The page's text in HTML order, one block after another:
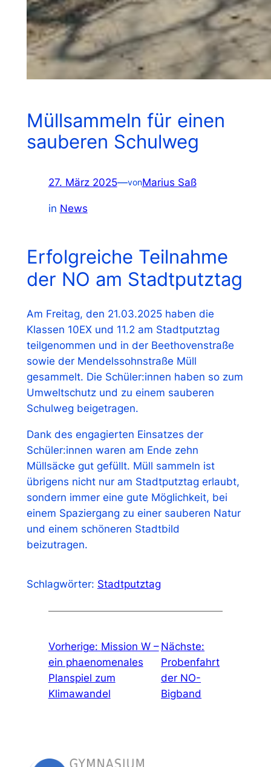
Müllsammeln für einen
sauberen Schulweg
27. März 2025—vonMarius Saß
in News
Erfolgreiche Teilnahme
der NO am Stadtputztag
Am Freitag, den 21.03.2025 haben die
Klassen 10EX und 11.2 am Stadtputztag
teilgenommen und in der Beethovenstraße
sowie der Mendelssohnstraße Müll
gesammelt. Die Schüler:innen haben so zum
Umweltschutz und zu einem sauberen
Schulweg beigetragen.
Dank des engagierten Einsatzes der
Schüler:innen waren am Ende zehn
Müllsäcke gut gefüllt. Müll sammeln ist
übrigens nicht nur am Stadtputztag erlaubt,
sondern immer eine gute Möglichkeit, bei
einem Spaziergang zu einer sauberen Natur
und einem schöneren Stadtbild
beizutragen.
Schlagwörter: Stadtputztag
Vorherige: Mission W –
ein phaenomenales
Planspiel zum
Klimawandel
Nächste:
Probenfahrt
der NO-
Bigband